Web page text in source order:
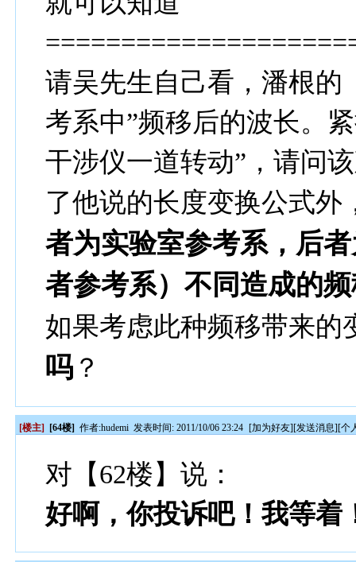
请吴先生自己看，潘根的
考系中”频移后的波长。
干涉仪一道转动”，请问
了他说的长度变换公式外
者为实验室参考系，后
者参考系）不同造成的
如果考虑此种频移带来的
吗 ？
[楼主] [64楼] 作者:hudemi 发表时间: 2011/10/06 23:24 [加为好友][发送消息][个
对【62楼】说：
好啊，你投诉吧！我等着